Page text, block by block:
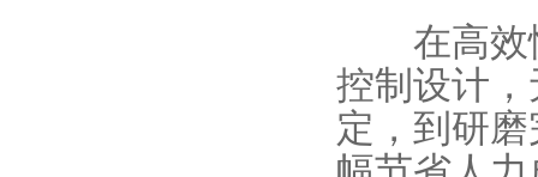
在高
控制设计
定，到研